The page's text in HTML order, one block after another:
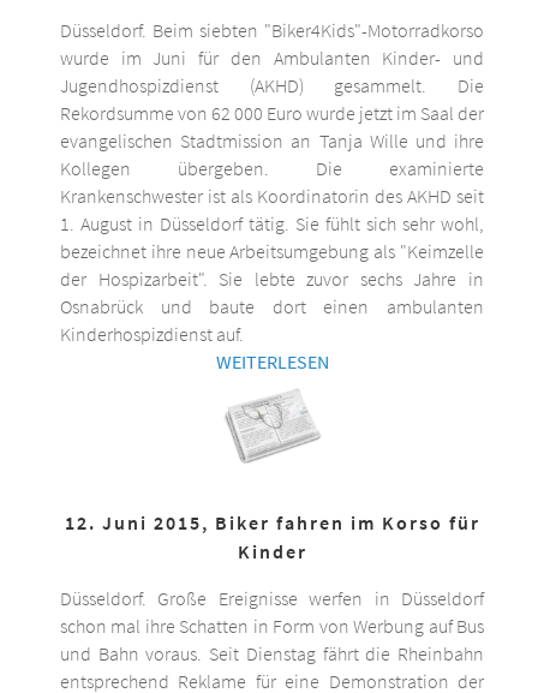
Düsseldorf. Beim siebten "Biker4Kids"-Motorradkorso
wurde im Juni für den Ambulanten Kinder- und
Jugendhospizdienst (AKHD) gesammelt. Die
Rekordsumme von 62 000 Euro wurde jetzt im Saal der
evangelischen Stadtmission an Tanja Wille und ihre
Kollegen übergeben. Die examinierte
Krankenschwester ist als Koordinatorin des AKHD seit
1. August in Düsseldorf tätig. Sie fühlt sich sehr wohl,
bezeichnet ihre neue Arbeitsumgebung als "Keimzelle
der Hospizarbeit". Sie lebte zuvor sechs Jahre in
Osnabrück und baute dort einen ambulanten
Kinderhospizdienst auf.
WEITERLESEN
12. Juni 2015, Biker fahren im Korso für
Kinder
Düsseldorf. Große Ereignisse werfen in Düsseldorf
schon mal ihre Schatten in Form von Werbung auf Bus
und Bahn voraus. Seit Dienstag fährt die Rheinbahn
entsprechend Reklame für eine Demonstration der